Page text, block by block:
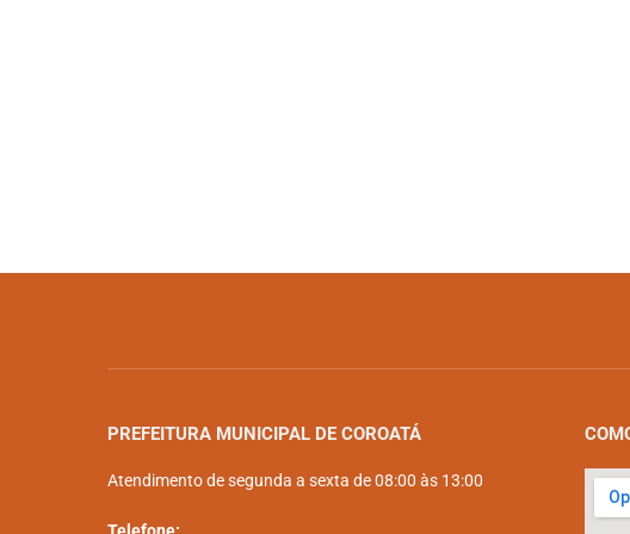
PREFEITURA MUNICIPAL DE COROATÁ
Atendimento de segunda a sexta de 08:00 às 13:00